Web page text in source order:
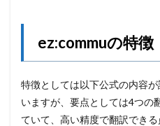
ez:commuの特徴
特徴としては以下公式の内容
いますが、要点としては4つの
ていて、高い精度で翻訳でき